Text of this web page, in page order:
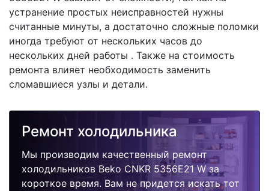
устранение простых неисправностей нужны
считанные минуты, а достаточно сложные поломки
иногда требуют от нескольких часов до
нескольких дней работы . Также на стоимость
ремонта влияет необходимость заменить
сломавшиеся узлы и детали.
Ремонт холодильника
Мы производим качественный ремонт
холодильников Beko CNKR 5356E21 W за
короткое время. Вам не придется искать тот